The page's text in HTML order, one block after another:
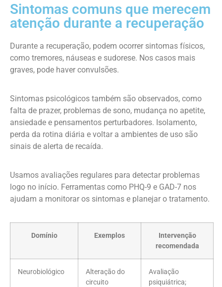
Sintomas comuns que merecem
atenção durante a recuperação
Durante a recuperação, podem ocorrer sintomas físicos,
como tremores, náuseas e sudorese. Nos casos mais
graves, pode haver convulsões.
Sintomas psicológicos também são observados, como
falta de prazer, problemas de sono, mudança no apetite,
ansiedade e pensamentos perturbadores. Isolamento,
perda da rotina diária e voltar a ambientes de uso são
sinais de alerta de recaída.
Usamos avaliações regulares para detectar problemas
logo no início. Ferramentas como PHQ-9 e GAD-7 nos
ajudam a monitorar os sintomas e planejar o tratamento.
Domínio Exemplos
Intervenção
recomendada
Neurobiológico
Alteração do
circuito
Avaliação
psiquiátrica;